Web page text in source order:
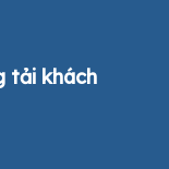
tải khách